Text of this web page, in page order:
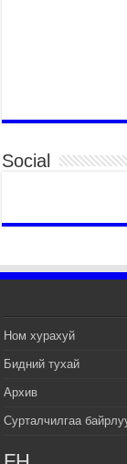
ТӨРИЙН
2026 оны 7 сар 14 / 17
Өв соёлоо тээж
дарга С.Бямбацогт
2026 оны 7 сар 14 / 17
наадмын нээлтэд
шагайн асарт
Монгол Улсын Их
баяр наадмын
2026 оны 7 сар 14 / 17
УИХ-ын дарга
хүлээн авч уулзав
Social
Ном хурахуй
Бидний тухай
Архив
Сурталчилгаа